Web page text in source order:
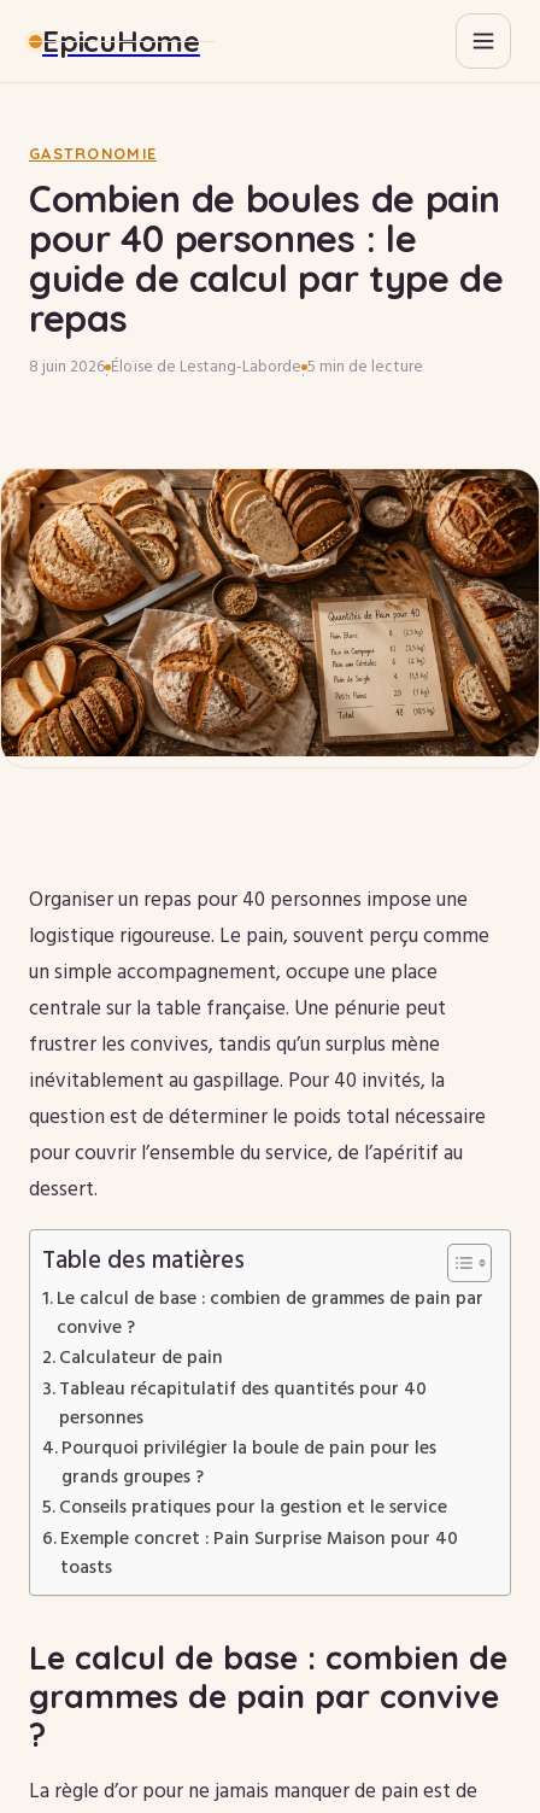
EpicuHome
Gastronomie
Maison
Bricolage
Immobilier
GASTRONOMIE
Combien de boules de pain
pour 40 personnes : le
guide de calcul par type de
repas
8 juin 2026·Éloïse de Lestang-Laborde·5 min de lecture
Organiser un repas pour 40 personnes impose une
logistique rigoureuse. Le pain, souvent perçu comme
un simple accompagnement, occupe une place
centrale sur la table française. Une pénurie peut
frustrer les convives, tandis qu’un surplus mène
inévitablement au gaspillage. Pour 40 invités, la
question est de déterminer le poids total nécessaire
pour couvrir l’ensemble du service, de l’apéritif au
dessert.
Table des matières
Le calcul de base : combien de grammes de pain par
convive ?
Calculateur de pain
Tableau récapitulatif des quantités pour 40
personnes
Pourquoi privilégier la boule de pain pour les
grands groupes ?
Conseils pratiques pour la gestion et le service
Exemple concret : Pain Surprise Maison pour 40
toasts
Le calcul de base : combien de
grammes de pain par convive
?
La règle d’or pour ne jamais manquer de pain est de